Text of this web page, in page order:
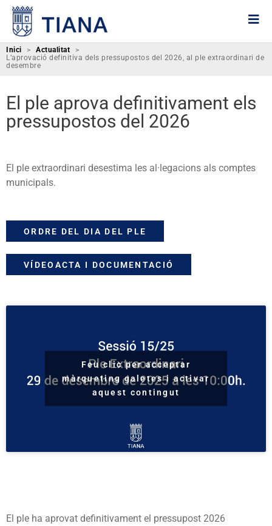
Inici > Actualitat
>
L’aprovació definitiva dels pressupostos del 2026, al ple extraordinari de
desembre
El ple aprova definitivament els
pressupostos del 2026
El ple extraordinari desestima les al·legacions als comptes
municipals.
ORDRE DEL DIA DEL PLE
VÍDEOACTA I DOCUMENTACIÓ
Feu clic per acceptar
màrqueting galetes i activar
aquest contingut
El ple ha aprovat definitivament el pressupost 2026